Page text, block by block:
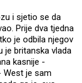
i sjetio se da
Prije dva tjedna
je odbila njegov
je britanska vlada
kasnije -
West je sam